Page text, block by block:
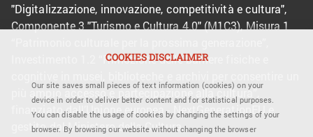
COOKIES DISCLAIMER
Our site saves small pieces of text information (cookies) on your
device in order to deliver better content and for statistical purposes.
You can disable the usage of cookies by changing the settings of your
browser. By browsing our website without changing the browser
"Digitalizzazione, innovazione, competitività e cultura",
Componente 3 "Turismo e Cultura 4.0" (M1C3), Misura 1
Investimento 1.2 “Rimozione delle barriere fisiche e
più ampio accesso e partecipazione alla cultura”,
finanziato dall’Unione europea - NextGenerationEU e
gestito dal Ministero della Cultura.